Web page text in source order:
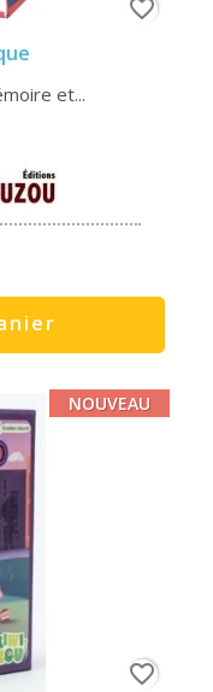
et...
favorite_border
NOUVEAU
favorite_border